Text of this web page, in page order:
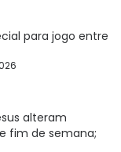
para jogo entre
alteram
fim de semana;